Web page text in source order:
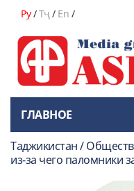
Ру/Тҷ/ En /
ГЛАВНОЕ
Таджикистан /
из-за чего паломники